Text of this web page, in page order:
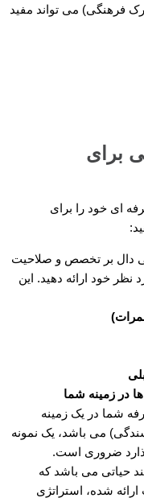
فرهنگی) می تواند مفید
برای
ای خود را برای
دال بر تخصص و صلاحیت
نظر خود ارائه دهید. این
ها در زمینه شما
شما در یک زمینه
می باشد، یک نمونه
ضروری است.
حیاتی می باشد که
شده، استراتژی